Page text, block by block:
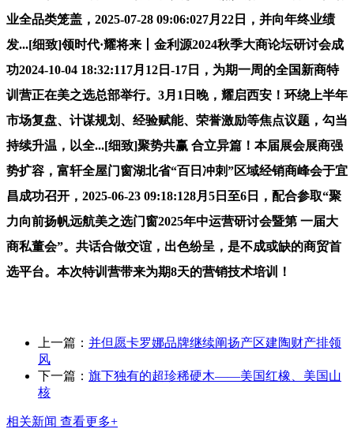
业全品类笼盖，2025-07-28 09:06:027月22日，并向年终业绩
发...[细致]领时代·耀将来丨金利源2024秋季大商论坛研讨会成
功2024-10-04 18:32:117月12日-17日，为期一周的全国新商特
训营正在美之选总部举行。3月1日晚，耀启西安！环绕上半年
市场复盘、计谋规划、经验赋能、荣誉激励等焦点议题，勾当
持续升温，以全...[细致]聚势共赢 合立异篇！本届展会展商强
势扩容，富轩全屋门窗湖北省“百日冲刺”区域经销商峰会于宜
昌成功召开，2025-06-23 09:18:128月5日至6日，配合参取“聚
力向前扬帆远航美之选门窗2025年中运营研讨会暨第 一届大
商私董会”。共话合做交谊，出色纷呈，是不成或缺的商贸首
选平台。本次特训营带来为期8天的营销技术培训！
上一篇： 并但愿卡罗娜品牌继续阐扬产区建陶财产排领
风
下一篇： 旗下独有的超珍稀硬木——美国红橡、美国山
核
相关新闻 查看更多+